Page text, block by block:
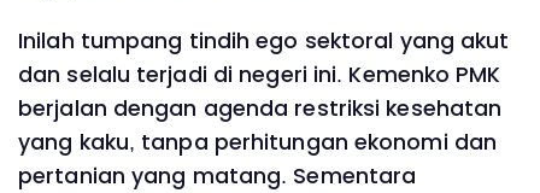
Inilah tumpang tindih ego sektoral yang akut
dan selalu terjadi di negeri ini. Kemenko PMK
berjalan dengan agenda restriksi kesehatan
yang kaku, tanpa perhitungan ekonomi dan
pertanian yang matang. Sementara